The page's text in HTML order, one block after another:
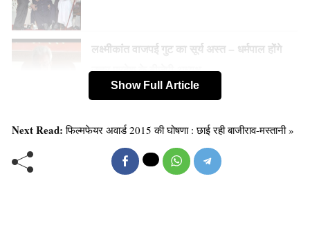
लक्ष्मीकांत वाजपई गुट का सूर्य अस्त – धर्मपाल होंगे
उत्तर प्रदेश के बीजेपी अध्यक्ष
सईद ने कहा कि, “गिरफ्तारियां निंदनीय है क्योंकि नवाज सरकार
केवल मोदी सरकार को खुश करने के लिए ऐसा कर रही है।
Show Full Article
Next Read:फिल्मफेयर अवार्ड 2015 की घोषणा : छाई रही बाजीराव-मस्तानी »